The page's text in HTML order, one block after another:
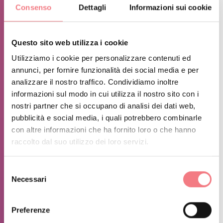
Consenso Dettagli Informazioni sui cookie
Questo sito web utilizza i cookie
Utilizziamo i cookie per personalizzare contenuti ed
annunci, per fornire funzionalità dei social media e per
analizzare il nostro traffico. Condividiamo inoltre
informazioni sul modo in cui utilizza il nostro sito con i
nostri partner che si occupano di analisi dei dati web,
pubblicità e social media, i quali potrebbero combinarle
con altre informazioni che ha fornito loro o che hanno
raccolto dal suo utilizzo dei loro servizi.
delNecessari
Preferenze
Palazzo del Ghiaccio, Località Bosco drio le Rive, 32032
del Ghiaccio, Località Bosco drio le Rive, 32032 Feltre BL, Italia
2:30 pm – 4:30 pmPattinaggio PubblicoPalaFeltre - Palazzo del
Ghiaccio, Località Bosco drio le Rive, 32032 Feltre BL, Italia
5:30 pm – 7:30 pmPattinaggio PubblicoPalaFeltre - Palazzo del
Ghiaccio, Località Bosco drio le Rive, 32032 Feltre BL, Italia
NOVEMBER 2025
2:30 pm – 4:30 pmPattinaggio PubblicoPalaFeltre -
Feltre BL, Italia